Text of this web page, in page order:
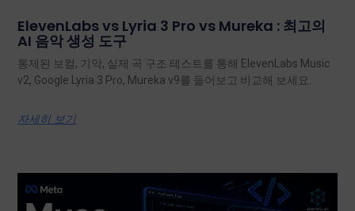
ElevenLabs vs Lyria 3 Pro vs Mureka : 최고의
AI 음악 생성 도구
통제된 보컬, 기악, 실제 곡 구조 테스트를 통해 ElevenLabs Music
v2, Google Lyria 3 Pro, Mureka v9를 들어보고 비교해 보세요.
자세히 보기